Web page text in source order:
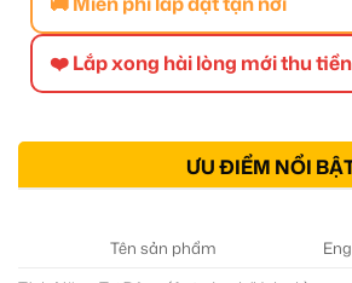
❤️ Lắp xong hài lòng mới thu tiền
ƯU ĐIỂM NỔI
Tên sản phẩm